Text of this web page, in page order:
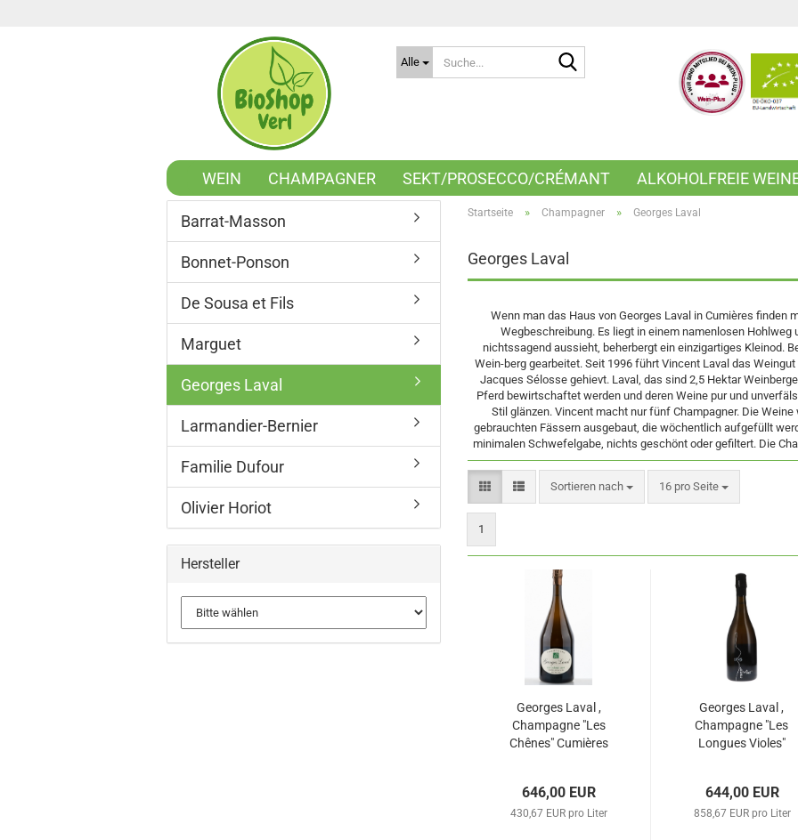
Alle
WEIN CHAMPAGNER SEKT/PROSECCO/CRÉMANT ALKOHOLFREIE
Startseite » Champagner » Georges Laval
Georges Laval
Wenn man das Haus von Georges Laval in Cumières finden
Wegbeschreibung. Es liegt in einem namenlosen Hohlweg
nichtssagend aussieht, beherbergt ein einzigartiges Kleinod.
Wein-berg gearbeitet. Seit 1996 führt Vincent Laval das
Jacques Sélosse gehievt. Laval, das sind 2,5 Hektar
Pferd bewirtschaftet werden und deren Weine pur und
Stil glänzen. Vincent macht nur fünf Champagner. Die
gebrauchten Fässern ausgebaut, die wöchentlich aufgefüllt
minimalen Schwefelgabe, nichts geschönt oder gefiltert. Die
Sortieren nach
Sortieren nach 16 pro Seite
pro Seite
1
Georges Laval ,
Champagne "Les
Chênes" Cumières
646,00 EUR
430,67 EUR pro Liter
Georges Laval ,
Champagne "Les
Longues Violes"
Bio
644,00 EUR
858,67 EUR pro Liter
Barrat-Masson
Bonnet-Ponson
De Sousa et Fils
Marguet
Georges Laval
Larmandier-Bernier
Familie Dufour
Olivier Horiot
Hersteller